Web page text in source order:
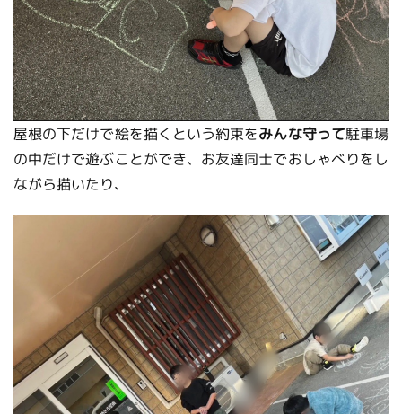
屋根の下だけで絵を描くという約束をみんな守って駐車場
の中だけで遊ぶことができ、お友達同士でおしゃべりをし
ながら描いたり、